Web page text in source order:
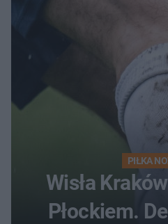
PIŁKA
Wisła
Płockiem.